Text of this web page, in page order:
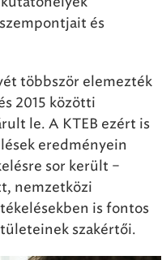
és
többször elemezték
2015 közötti
le. A KTEB ezért is
eredményein
sor került –
nemzetközi
is fontos
szakértői.